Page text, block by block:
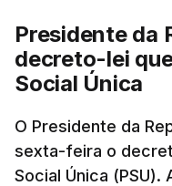
Presidente da
decreto-lei
Social Única
O Presidente da
sexta-feira o
Social Única (PSU).